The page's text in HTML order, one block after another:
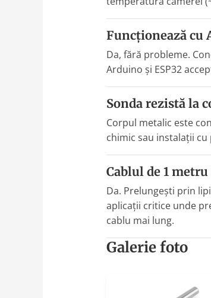
Funcționează cu
Da, fără probleme.
Arduino și ESP32
Sonda rezistă la
Corpul metalic este
chimic sau instalații
Cablul de 1
Da. Prelungești prin
aplicații critice unde
cablu mai lung.
Galerie foto